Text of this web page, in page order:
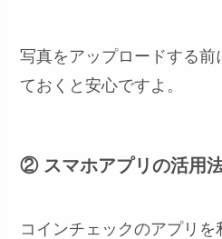
写真をアップロードする前
ておくと安心ですよ。
② スマホアプリの活用
コインチェックのアプリ